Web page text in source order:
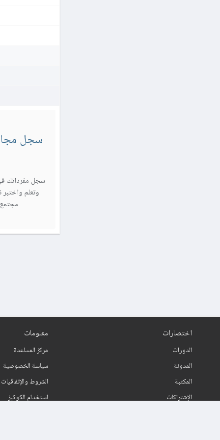
سجل
سجل مفرداتك
وتعلم
مجتمع Sylingo واستمتع برحلتك اللغوية!
اختصارات
الدورات
المدونة
المكتبة
الإشتراكات
معلومات
مركز المساعدة
سياسة الخصوصية
الشروط والإتفاقيات
استخدام الكوكيز